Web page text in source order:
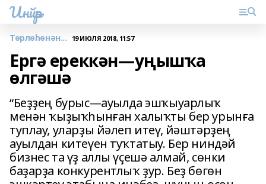
Инйәр
Төрлөһөнән... 19 ИЮЛЯ 2018, 11:57
Ергә ереккән—уңышҡа
өлгәшә
“Беҙҙең бурыс—ауылда эшҡыуарлыҡ
менән ҡыҙыҡһынған халыҡты бер урынға
туплау, уларҙы йәлеп итеү, йәштәрҙең
ауылдан китеүен туҡтатыу. Бер ниндәй
бизнес та үҙ аллы үҫешә алмай, сөнки
баҙарҙа конкурентлыҡ ҙур. Беҙ бөгөн